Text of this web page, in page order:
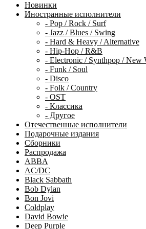
Новинки
Иностранные исполнители
- Pop / Rock / Surf
- Jazz / Blues / Swing
- Hard & Heavy / Alternative
- Hip-Hop / R&B
- Electronic / Synthpop / New
- Funk / Soul
- Disco
- Folk / Country
- OST
- Классика
- Другое
Отечественные исполнители
Подарочные издания
Сборники
Распродажа
ABBA
AC/DC
Black Sabbath
Bob Dylan
Bon Jovi
Coldplay
David Bowie
Deep Purple